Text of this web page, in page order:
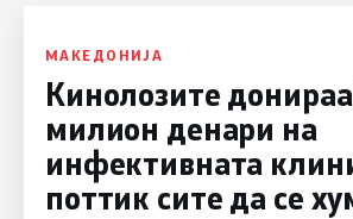
МАКЕДОНИЈА
Кинолозите
милион денари на
инфективната
поттик сите да се